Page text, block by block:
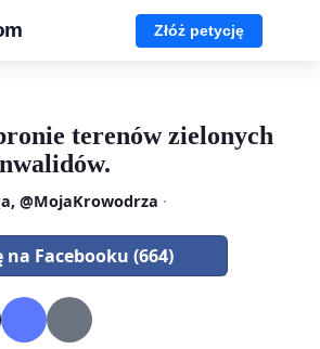
Złóż petycję
terenów zielonych
@MojaKrowodrza ·
na Facebooku (664)